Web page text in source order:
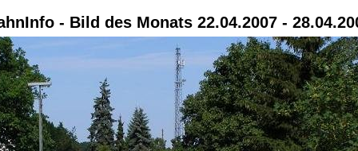
- Bild des Monats 22.04.2007 -